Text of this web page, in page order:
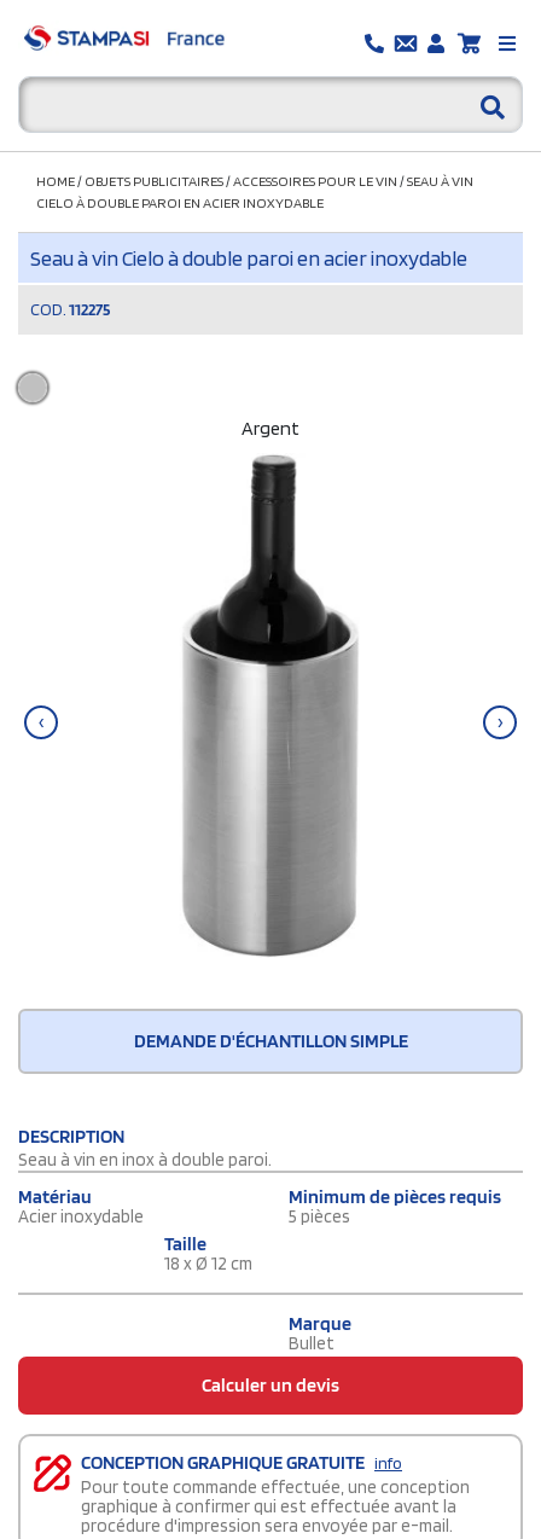
HOME/ OBJETS PUBLICITAIRES/ACCESSOIRES POUR LE VIN /SEAU À VIN
CIELO À DOUBLE PAROI EN ACIER INOXYDABLE
Seau à vin Cielo à double paroi en acier inoxydable
COD. 112275
Argent
‹ ›
DEMANDE D'ÉCHANTILLON SIMPLE
DESCRIPTION
Seau à vin en inox à double paroi.
Matériau
Acier inoxydable
Minimum de pièces requis
5 pièces
Taille
18 x Ø 12 cm
Marque
Bullet
Calculer un devis
CONCEPTION GRAPHIQUE GRATUITE info
Pour toute commande effectuée, une conception
graphique à confirmer qui est effectuée avant la
procédure d'impression sera envoyée par e-mail.